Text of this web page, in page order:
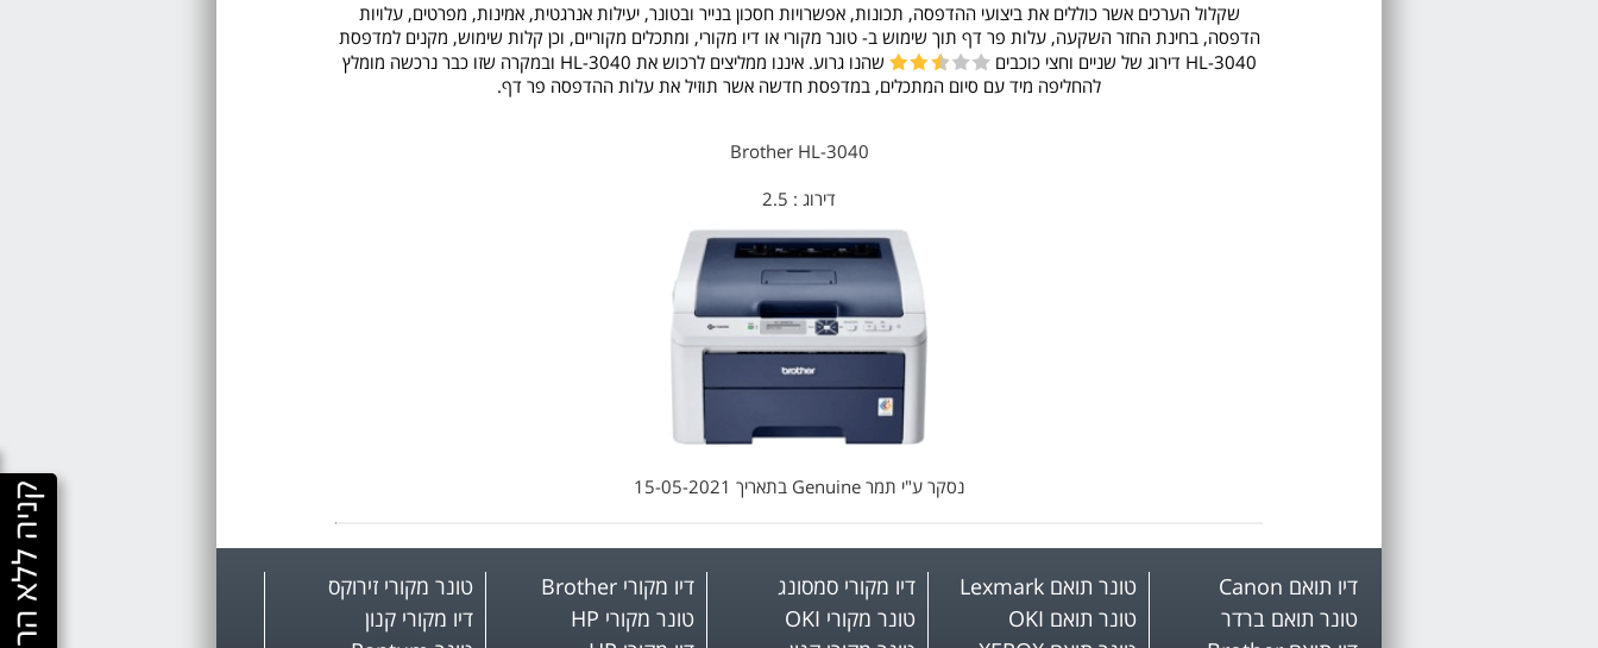
שקלול הערכים אשר כוללים את ביצועי ההדפסה, תכונות, אפשרויות חסכון בנייר ובטונר, יעילות אנרגטית, אמינות, מפרטים, עלויות
הדפסה, בחינת החזר השקעה, עלות פר דף תוך שימוש ב- טונר מקורי או דיו מקורי, ומתכלים מקוריים, וכן קלות שימוש, מקנים למדפסת
HL-3040 דירוג של שניים וחצי כוכבים
שהנו גרוע. איננו ממליצים לרכוש את HL-3040 ובמקרה שזו כבר נרכשה מומלץ
להחליפה מיד עם סיום המתכלים, במדפסת חדשה אשר תוזיל את עלות ההדפסה פר דף.
Brother HL-3040
דירוג : 2.5
נסקר ע"י תמר Genuine בתאריך 15-05-2021
דיו תואם Canon
טונר תואם ברדר
טונר תואם Lexmark
טונר תואם OKI
דיו מקורי סמסונג
טונר מקורי OKI
דיו מקורי Brother
טונר מקורי HP
טונר מקורי זירוקס
דיו מקורי קנון